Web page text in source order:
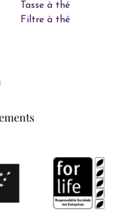
Tasse à thé
Filtre à thé